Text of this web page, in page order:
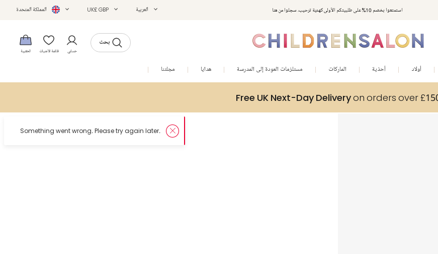
استمتعوا بخصم 10% على طلبيتكم الأولى كهدية ترحيب. سجلوا من هنا العربية UK£ GBP المملكة المتحدة
بحث
حسابي قائمة الأمنيات الحقيبة
أولاد أحذية الماركات مستلزمات العودة إلى المدرسة هدايا مجلتنا
Free UK Next-Day Deliveryon orders over